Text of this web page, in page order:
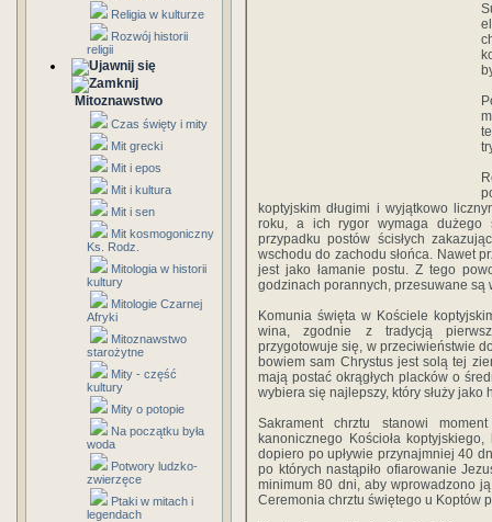
Religia w kulturze
Rozwój historii
religii
Mitoznawstwo
Czas święty i mity
Mit grecki
Mit i epos
Mit i kultura
Mit i sen
Mit kosmogoniczny
Ks. Rodz.
Mitologia w historii
kultury
Mitologie Czarnej
Afryki
Mitoznawstwo
starożytne
Mity - część
kultury
Mity o potopie
Na początku była
woda
Potwory ludzko-
zwierzęce
Ptaki w mitach i
legendach
koptyjskim długimi i wyjątkowo
roku, a ich rygor wymaga dużego
przypadku postów ścisłych
wschodu do zachodu słońca. Nawet
jest jako łamanie postu. Z tego
godzinach porannych, przesuwane są
Komunia święta w Kościele
wina, zgodnie z tradycją
przygotowuje się, w przeciwieństwie
bowiem sam Chrystus jest solą tej
mają postać okrągłych placków o
wybiera się najlepszy, który służy
Sakrament chrztu stanowi
kanonicznego Kościoła
dopiero po upływie przynajmniej 40
po których nastąpiło ofiarowanie
minimum 80 dni, aby wprowadzono
Ceremonia chrztu świętego u Koptów